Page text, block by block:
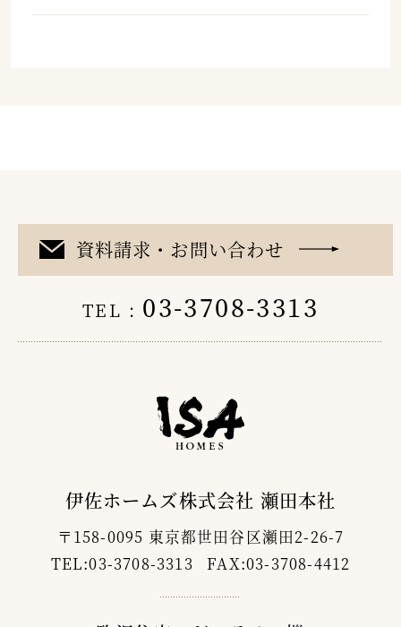
資料請求・お問い合わせ
TEL : 03-3708-3313
伊佐ホームズ株式会社 瀬田本社
〒158-0095 東京都世田谷区瀬田2-26-7
TEL:03-3708-3313 FAX:03-3708-4412